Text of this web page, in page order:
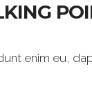
enim eu,